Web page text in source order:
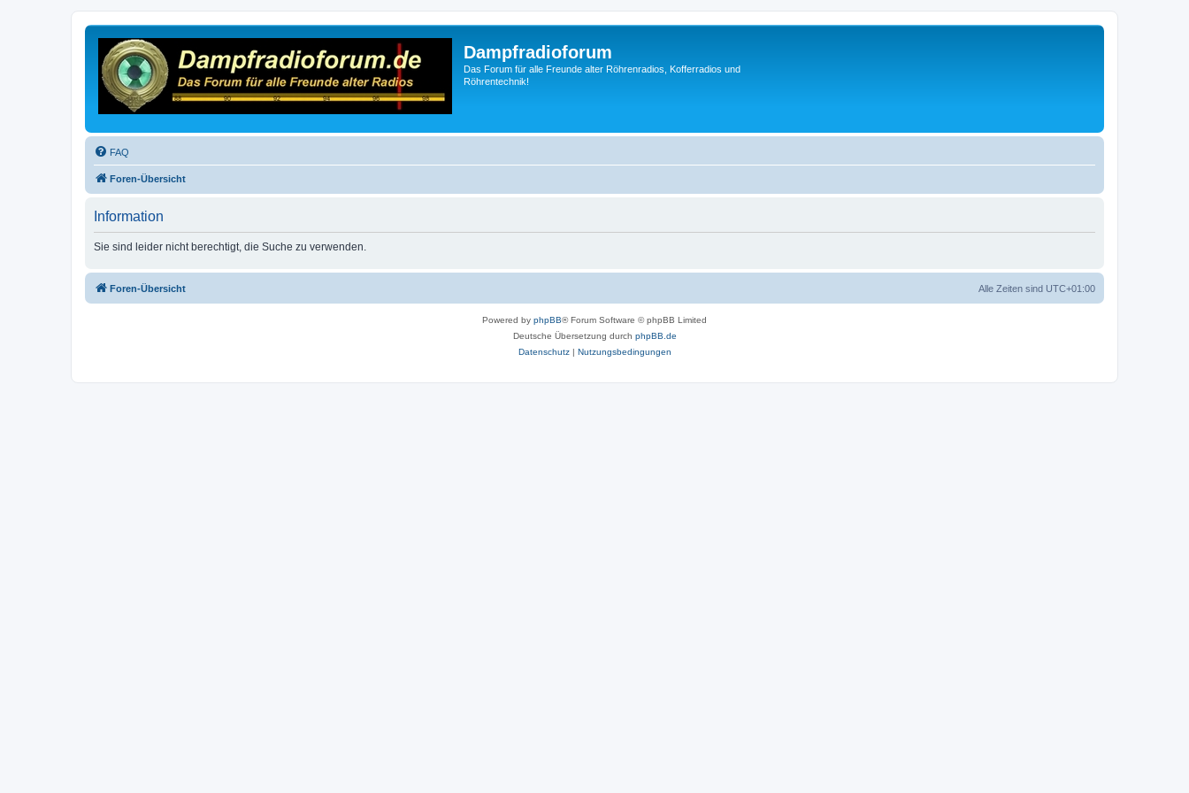
Dampfradioforum
Das Forum für alle Freunde alter Röhrenradios, Kofferradios und
Röhrentechnik!
FAQ
Foren-Übersicht
Information
Sie sind leider nicht berechtigt, die Suche zu verwenden.
Foren-Übersicht Alle Zeiten sind UTC+01:00
Powered by phpBB® Forum Software © phpBB Limited
Deutsche Übersetzung durch phpBB.de
Datenschutz| Nutzungsbedingungen